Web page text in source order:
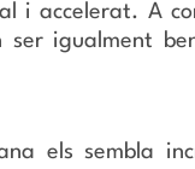
i accelerat. A
ser igualment
els sembla